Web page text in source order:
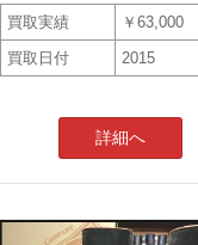
買取実績
￥63,000
買取日付
2015
詳細へ